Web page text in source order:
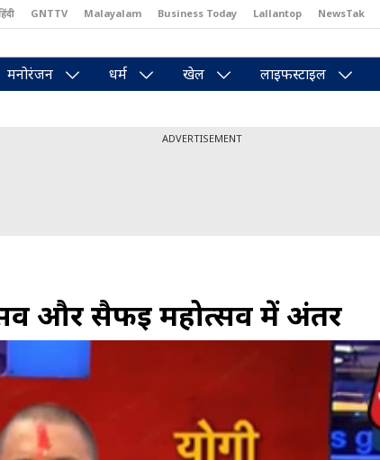
GNTTV Malayalam Business Today Lallantop NewsTak
मनोरंजन धर्म खेल लाइफस्टाइल
ADVERTISEMENT
और सैफई महोत्सव में अंतर